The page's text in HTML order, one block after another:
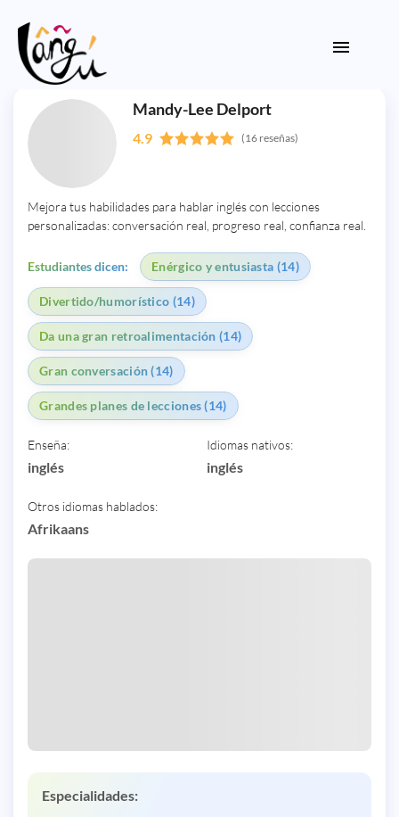
Mandy-Lee Delport
4.9 (16 reseñas)
Mejora tus habilidades para hablar inglés con lecciones
personalizadas: conversación real, progreso real, confianza real.
Estudiantes dicen: Enérgico y entusiasta (14)
Divertido/humorístico (14)
Da una gran retroalimentación (14)
Gran conversación (14)
Grandes planes de lecciones (14)
Enseña:
inglés
Idiomas nativos:
inglés
Otros idiomas hablados:
Afrikaans
Especialidades: